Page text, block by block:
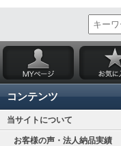
コンテンツ
当サイトについて
お客様の声・法人納品実績